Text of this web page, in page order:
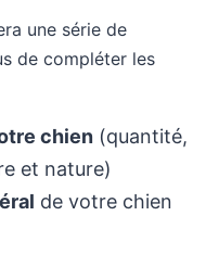
une série de
de compléter les
chien (quantité,
et nature)
de votre chien